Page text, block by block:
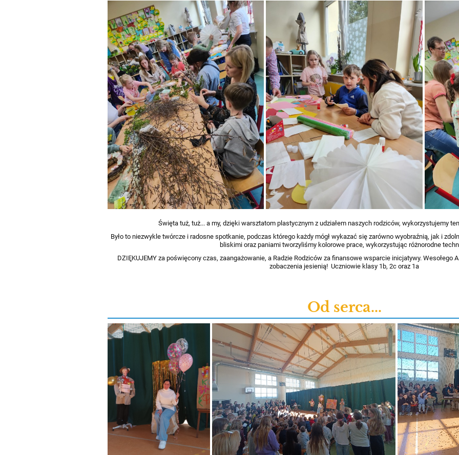
Święta tuż, tuż... a my, dzięki warsztatom plastycznym z udziałem naszych rodziców, wykorzystujemy
Było to niezwykle twórcze i radosne spotkanie, podczas którego każdy mógł wykazać się zarówno wyobraźnią, jak i
bliskimi oraz paniami tworzyliśmy kolorowe prace, wykorzystując różnorodne
DZIĘKUJEMY za poświęcony czas, zaangażowanie, a Radzie Rodziców za finansowe wsparcie inicjatywy. Wesołego
zobaczenia jesienią! Uczniowie klasy 1b, 2c oraz 1a
Od serca...